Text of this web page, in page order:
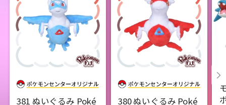
381 ぬいぐるみ Poké
380 ぬいぐるみ Poké